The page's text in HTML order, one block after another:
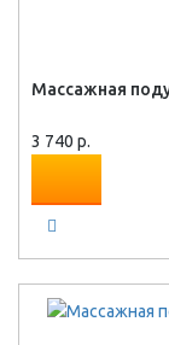
Массажная
3 740 р.